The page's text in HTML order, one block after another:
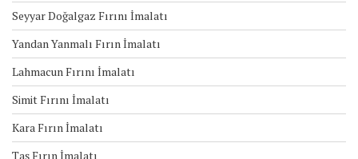
Seyyar Doğalgaz Fırını İmalatı
Yandan Yanmalı Fırın İmalatı
Lahmacun Fırını İmalatı
Simit Fırını İmalatı
Kara Fırın İmalatı
Taş Fırın İmalatı